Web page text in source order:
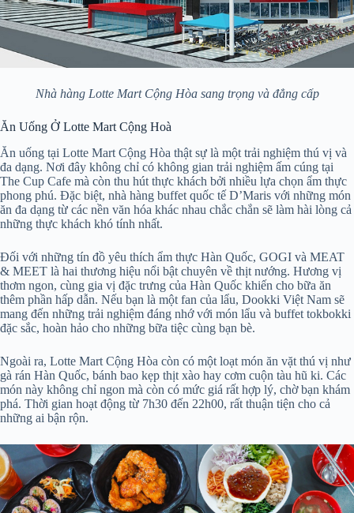
Nhà hàng Lotte Mart Cộng Hòa sang trọng và đẳng cấp
Ăn Uống Ở Lotte Mart Cộng Hoà
Ăn uống tại Lotte Mart Cộng Hòa thật sự là một trải nghiệm thú vị và
đa dạng. Nơi đây không chỉ có không gian trải nghiệm ấm cúng tại
The Cup Cafe mà còn thu hút thực khách bởi nhiều lựa chọn ẩm thực
phong phú. Đặc biệt, nhà hàng buffet quốc tế D’Maris với những món
ăn đa dạng từ các nền văn hóa khác nhau chắc chắn sẽ làm hài lòng cả
những thực khách khó tính nhất.
Đối với những tín đồ yêu thích ẩm thực Hàn Quốc, GOGI và MEAT
& MEET là hai thương hiệu nổi bật chuyên về thịt nướng. Hương vị
thơm ngon, cùng gia vị đặc trưng của Hàn Quốc khiến cho bữa ăn
thêm phần hấp dẫn. Nếu bạn là một fan của lẩu, Dookki Việt Nam sẽ
mang đến những trải nghiệm đáng nhớ với món lẩu và buffet tokbokki
đặc sắc, hoàn hảo cho những bữa tiệc cùng bạn bè.
Ngoài ra, Lotte Mart Cộng Hòa còn có một loạt món ăn vặt thú vị như
gà rán Hàn Quốc, bánh bao kẹp thịt xào hay cơm cuộn tàu hũ ki. Các
món này không chỉ ngon mà còn có mức giá rất hợp lý, chờ bạn khám
phá. Thời gian hoạt động từ 7h30 đến 22h00, rất thuận tiện cho cả
những ai bận rộn.